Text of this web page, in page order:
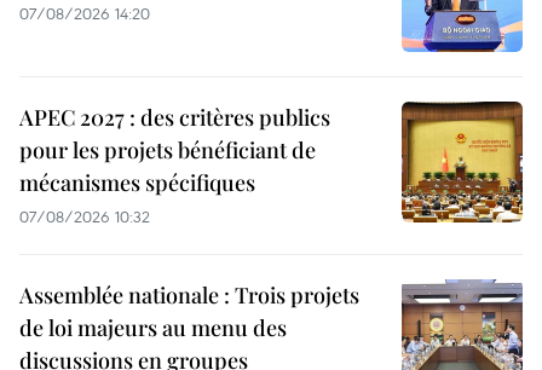
07/08/2026 14:20
APEC 2027 : des critères publics
pour les projets bénéficiant de
mécanismes spécifiques
07/08/2026 10:32
Assemblée nationale : Trois projets
de loi majeurs au menu des
discussions en groupes